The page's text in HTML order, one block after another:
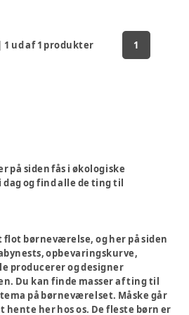
| 1 ud af 1 produkter 1
på siden fås i økologiske
og find alle de ting til
flot børneværelse, og her på siden
opbevaringskurve,
producerer og designer
Du kan finde masser af ting til
på børneværelset. Måske går
her hos os. De fleste børn er